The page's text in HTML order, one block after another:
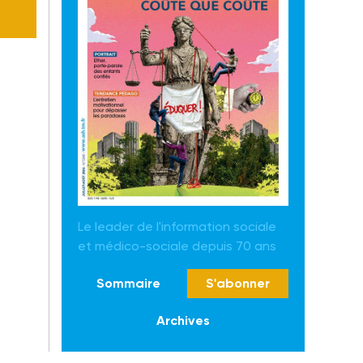
Le leader de l'information sociale
et médico-sociale depuis 70 ans
Sommaire S'abonner
Archives